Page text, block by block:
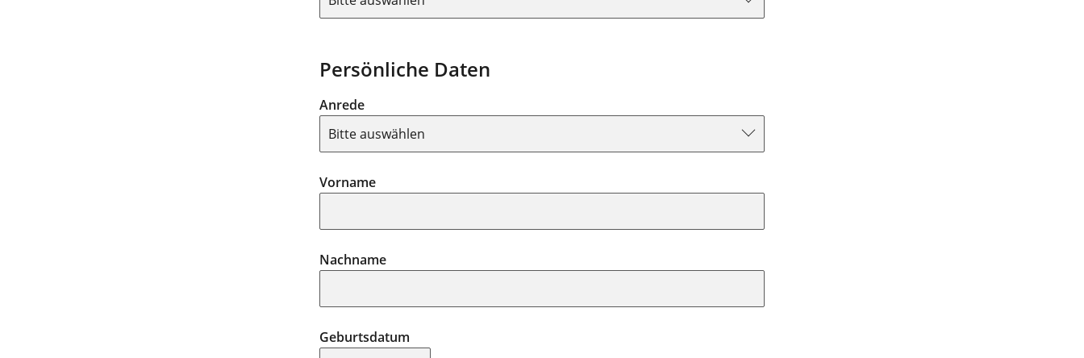
Persönliche Daten
Anrede
Vorname
Nachname
Geburtsdatum